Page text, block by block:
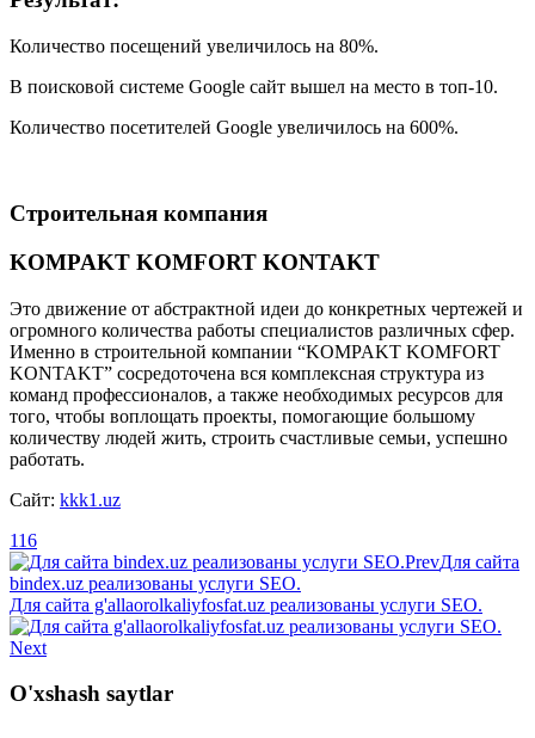
Количество посещений увеличилось на 80%.
В поисковой системе Google сайт вышел на место в топ-10.
Количество посетителей Google увеличилось на 600%.
Строительная компания
KOMPAKT KOMFORT KONTAKT
Это движение от абстрактной идеи до конкретных чертежей и
огромного количества работы специалистов различных сфер.
Именно в строительной компании “KOMPAKT KOMFORT
KONTAKT” сосредоточена вся комплексная структура из
команд профессионалов, а также необходимых ресурсов для
того, чтобы воплощать проекты, помогающие большому
количеству людей жить, строить счастливые семьи, успешно
работать.
Сайт: kkk1.uz
116
PrevДля сайта
bindex.uz реализованы услуги SEO.
Для сайта g'allaorolkaliyfosfat.uz реализованы услуги SEO.
Next
O'xshash saytlar